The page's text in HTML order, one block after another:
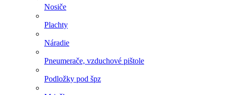
Nosiče
Plachty
Náradie
Pneumerače, vzduchové pištole
Podložky pod špz